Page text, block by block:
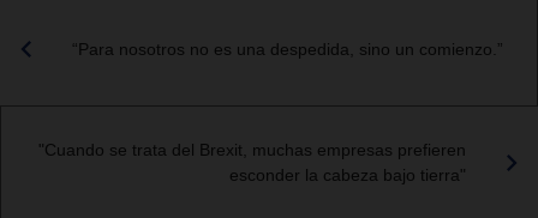
“Para nosotros no es una despedida, sino un comienzo.”
"Cuando se trata del Brexit, muchas empresas prefieren
esconder la cabeza bajo tierra"